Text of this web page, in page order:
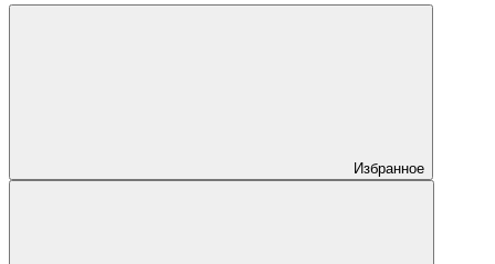
Избранное